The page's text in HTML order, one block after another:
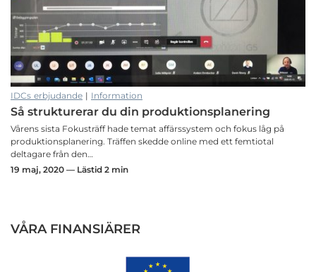
IDCs erbjudande | Information
Så strukturerar du din produktionsplanering
Vårens sista Fokusträff hade temat affärssystem och fokus låg på
produktionsplanering. Träffen skedde online med ett femtiotal
deltagare från den…
19 maj, 2020 — Lästid 2 min
VÅRA FINANSIÄRER